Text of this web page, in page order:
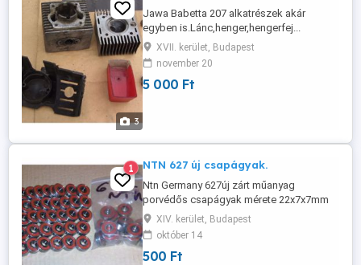
3
Jawa Babetta 207 alkatrészek akár
egyben is.Lánc,henger,hengerfej...
XVII. kerület, Budapest
november 20
5 000 Ft
1 NTN 627 új csapágyak.
Ntn Germany 627új zárt műanyag
porvédős csapágyak mérete 22x7x7mm
lehetőleg 1ben(~120db) érdeklődj.
XIV. kerület, Budapest
október 14
500 Ft